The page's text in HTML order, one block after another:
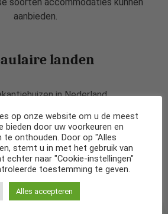
aanbieden.
landen
in Nederland
Vakantiehuizen in België
in Frankrijk
in Spanje
op onze website om u de meest
bieden door uw voorkeuren en
te onthouden. Door op "Alles
stemt u in met het gebruik van
echter naar "Cookie-instellingen"
toestemming te geven.
Alles accepteren